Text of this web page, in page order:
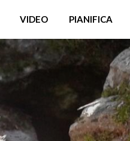
VIDEO PIANIFICA